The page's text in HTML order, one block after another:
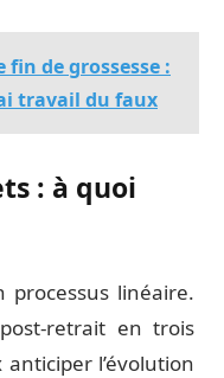
de grossesse :
travail du faux
: à quoi
processus linéaire.
retrait en trois
l’évolution